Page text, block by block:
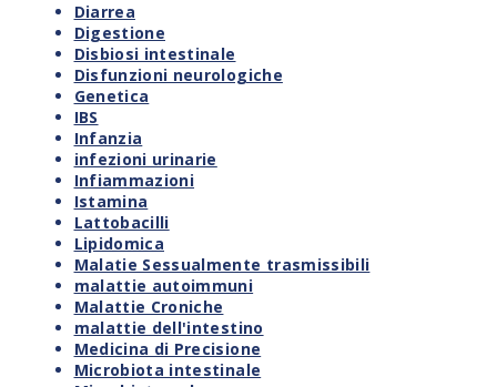
Diarrea
Digestione
Disbiosi intestinale
Disfunzioni neurologiche
Genetica
IBS
Infanzia
infezioni urinarie
Infiammazioni
Istamina
Lattobacilli
Lipidomica
Malatie Sessualmente trasmissibili
malattie autoimmuni
Malattie Croniche
malattie dell'intestino
Medicina di Precisione
Microbiota intestinale